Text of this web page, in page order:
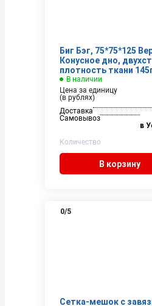
Биг Бэг, 75*75*125
Конусное дно,
плотность ткани
В наличии
Цена за единицу
(в рублях)
Доставка
Самовывоз
в
Количество
В корзину
0/5
Сетка-мешок с